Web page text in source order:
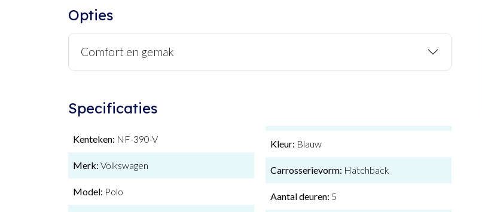
Opties
Comfort en gemak
Specificaties
Kenteken: NF-390-V
Merk: Volkswagen
Model: Polo
Kleur: Blauw
Carrosserievorm: Hatchback
Aantal deuren: 5